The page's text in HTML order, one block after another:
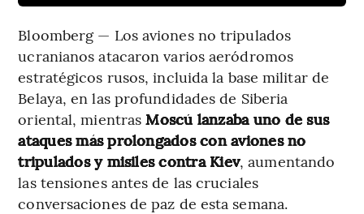
Bloomberg — Los aviones no tripulados
ucranianos atacaron varios aeródromos
estratégicos rusos, incluida la base militar de
Belaya, en las profundidades de Siberia
oriental, mientrasMoscú lanzaba uno de sus
ataques más prolongados con aviones no
tripulados y misiles contra Kiev, aumentando
las tensiones antes de las cruciales
conversaciones de paz de esta semana.